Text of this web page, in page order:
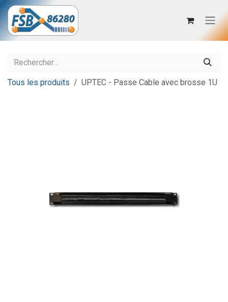
Se rendre au contenu
Tous les produits UPTEC - Passe Cable avec brosse 1U